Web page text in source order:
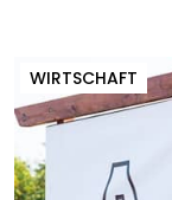
WIRTSCHAFT